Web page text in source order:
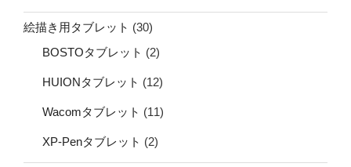
絵描き用タブレット (30)
BOSTOタブレット (2)
HUIONタブレット (12)
Wacomタブレット (11)
XP-Penタブレット (2)